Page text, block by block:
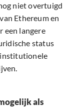
niet overtuigd
Ethereum en
een langere
status
institutionele
als